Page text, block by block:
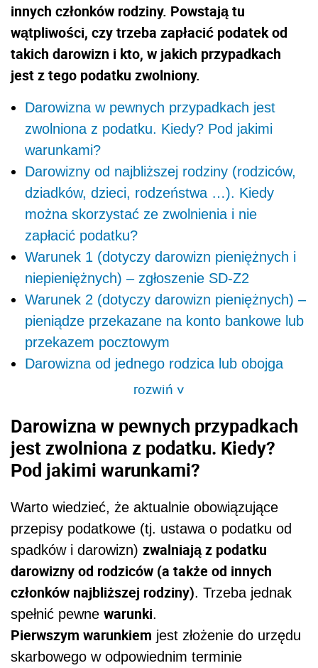
innych członków rodziny. Powstają tu
wątpliwości, czy trzeba zapłacić podatek od
takich darowizn i kto, w jakich przypadkach
jest z tego podatku zwolniony.
Darowizna w pewnych przypadkach jest
zwolniona z podatku. Kiedy? Pod jakimi
warunkami?
Darowizny od najbliższej rodziny (rodziców,
dziadków, dzieci, rodzeństwa …). Kiedy
można skorzystać ze zwolnienia i nie
zapłacić podatku?
Warunek 1 (dotyczy darowizn pieniężnych i
niepieniężnych) – zgłoszenie SD-Z2
Warunek 2 (dotyczy darowizn pieniężnych) –
pieniądze przekazane na konto bankowe lub
przekazem pocztowym
Darowizna od jednego rodzica lub obojga
rozwiń>
Darowizna w pewnych przypadkach
jest zwolniona z podatku. Kiedy?
Pod jakimi warunkami?
Warto wiedzieć, że aktualnie obowiązujące
przepisy podatkowe (tj. ustawa o podatku od
spadków i darowizn) zwalniają z podatku
darowizny od rodziców (a także od innych
członków najbliższej rodziny). Trzeba jednak
spełnić pewne warunki.
Pierwszym warunkiem jest złożenie do urzędu
skarbowego w odpowiednim terminie